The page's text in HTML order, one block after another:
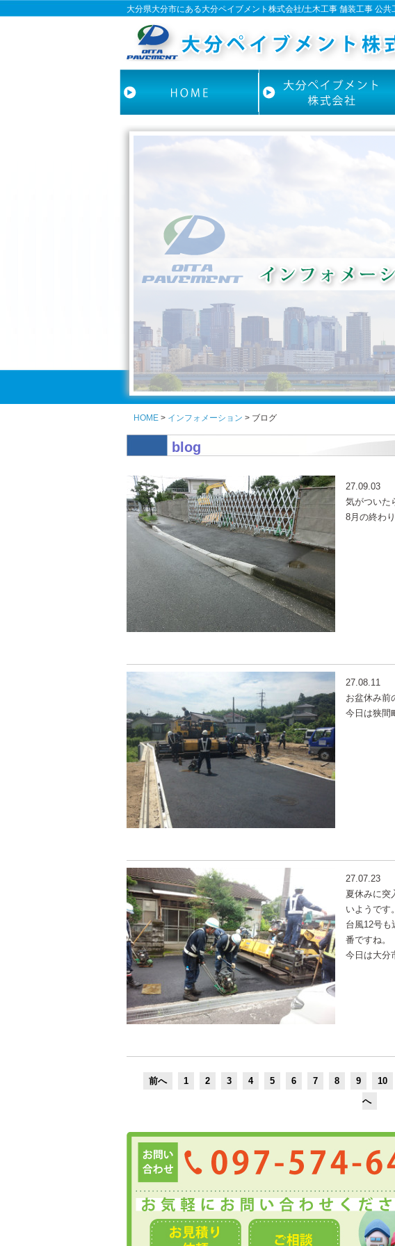
大分県大分市にある大分ペイブメント株式会社/土木工事 舗装工事 公
HOME > インフォメーション > ブログ
blog
27.09.03
気がついた
8月の終わ
27.08.11
お盆休み前
今日は狭間
27.07.23
夏休みに突
いようです。
台風12号も
番ですね。
今日は大分
前へ 1 2 3 4 5 6 7 8 9 10
へ